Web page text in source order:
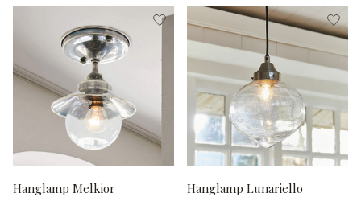
Hanglamp Melkior Hanglamp Lunariello